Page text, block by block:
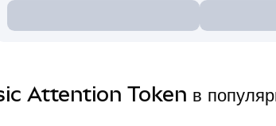
Attention Token в